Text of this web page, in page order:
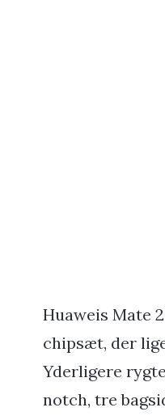
Huaweis Mate
chipsæt, der
Yderligere
notch, tre